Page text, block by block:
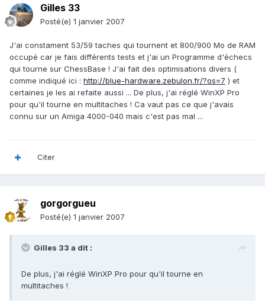
Gilles 33
Posté(e) 1 janvier 2007
J'ai constament 53/59 taches qui tournent et 800/900 Mo de RAM
occupé car je fais différents tests et j'ai un Programme d'échecs
qui tourne sur ChessBase ! J'ai fait des optimisations divers (
comme indiqué ici : http://blue-hardware.zebulon.fr/?os=7 ) et
certaines je les ai refaite aussi ... De plus, j'ai réglé WinXP Pro
pour qu'il tourne en multitaches ! Ca vaut pas ce que j'avais
connu sur un Amiga 4000-040 mais c'est pas mal ...
Citer
gorgorgueu
Posté(e) 1 janvier 2007
Gilles 33 a dit :
De plus, j'ai réglé WinXP Pro pour qu'il tourne en
multitaches !